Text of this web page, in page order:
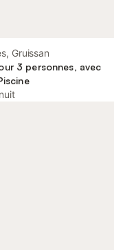
Gruissan
3 personnes, avec